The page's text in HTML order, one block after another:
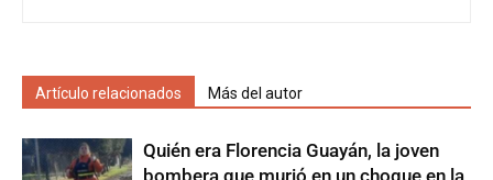
Artículo relacionados Más del autor
Quién era Florencia Guayán, la joven
bombera que murió en un choque en la